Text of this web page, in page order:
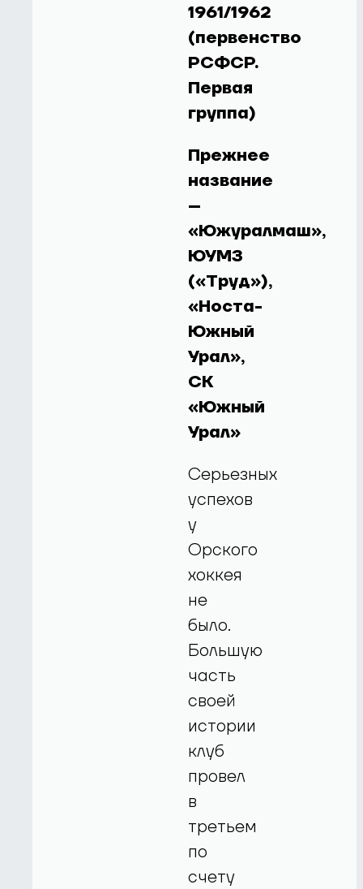
1961/1962
(первенство
РСФСР.
Первая
группа)
Прежнее
название
–
«Южуралмаш»,
ЮУМЗ
(«Труд»),
«Носта-
Южный
Урал»,
СК
«Южный
Урал»
Серьезных
успехов
у
Орского
хоккея
не
было.
Большую
часть
своей
истории
клуб
провел
в
третьем
по
счету